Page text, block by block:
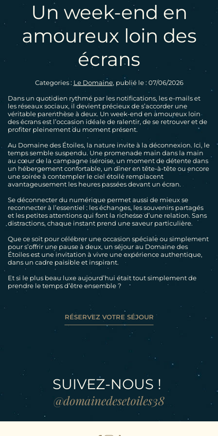
LE DOMAINE
LODGES SPA
CABANES DANS LES ARBRES SPA
GÎTES AVEC PISCINE
ACTIVITÉS EN ISÈRE
INFOS PRATIQUES
GALERIE PHOTOS
LOGEMENTS INSOLITES
Un week-end en
amoureux loin des
écrans
Categories : Le Domaine, publié le : 07/06/2026
Dans un quotidien rythmé par les notifications, les e-mails et
les réseaux sociaux, il devient précieux de s’accorder une
véritable parenthèse à deux. Un week-end en amoureux loin
des écrans est l’occasion idéale de ralentir, de se retrouver et de
profiter pleinement du moment présent.
Au Domaine des Étoiles, la nature invite à la déconnexion. Ici, le
temps semble suspendu. Une promenade main dans la main
au cœur de la campagne iséroise, un moment de détente dans
un hébergement confortable, un dîner en tête-à-tête ou encore
une soirée à contempler le ciel étoilé remplacent
avantageusement les heures passées devant un écran.
Se déconnecter du numérique permet aussi de mieux se
reconnecter à l’essentiel : les échanges, les souvenirs partagés
et les petites attentions qui font la richesse d’une relation. Sans
distractions, chaque instant prend une saveur particulière.
Que ce soit pour célébrer une occasion spéciale ou simplement
pour s’offrir une pause à deux, un séjour au Domaine des
Étoiles est une invitation à vivre une expérience authentique,
dans un cadre paisible et inspirant.
Et si le plus beau luxe aujourd’hui était tout simplement de
prendre le temps d’être ensemble ?
RÉSERVEZ VOTRE SÉJOUR
SUIVEZ-NOUS !
@domainedesetoiles38